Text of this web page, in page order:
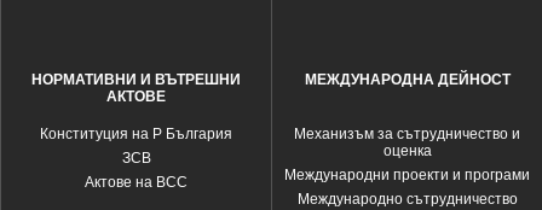
НОРМАТИВНИ И ВЪТРЕШНИ
АКТОВЕ
Конституция на Р България
ЗСВ
Актове на ВСС
МЕЖДУНАРОДНА ДЕЙНОСТ
Механизъм за сътрудничество и
оценка
Международни проекти и програми
Международно сътрудничество